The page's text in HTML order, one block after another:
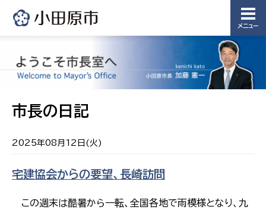
メニュー
市長の日記
2025年08月12日(火)
宅建協会からの要望、長崎訪問
この週末は酷暑から一転、全国各地で雨模様となり、九